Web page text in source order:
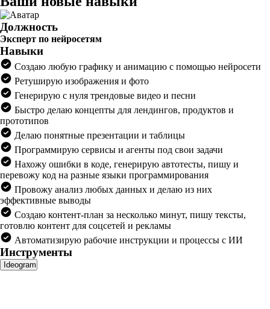
Должность
Эксперт по нейросетям
Навыки
Создаю любую графику и анимацию с помощью нейросети
Ретуширую изображения и фото
Генерирую с нуля трендовые видео и песни
Быстро делаю концепты для лендингов, продуктов и
прототипов
Делаю понятные презентации и таблицы
Программирую сервисы и агенты под свои задачи
Нахожу ошибки в коде, генерирую автотесты, пишу и
перевожу код на разные языки программирования
Провожу анализ любых данных и делаю из них
эффективные выводы
Создаю контент-план за несколько минут, пишу тексты,
готовлю контент для соцсетей и рекламы
Автоматизирую рабочие инструкции и процессы с ИИ
Инструменты
Ideogram